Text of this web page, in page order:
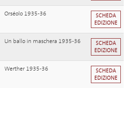
Orséolo 1935-36
SCHEDA
EDIZIONE
Un ballo in maschera 1935-36
SCHEDA
EDIZIONE
Werther 1935-36
SCHEDA
EDIZIONE